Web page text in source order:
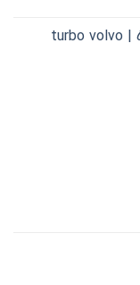
توربو شارژر ولوو اف هاش 500 | turbo volvo